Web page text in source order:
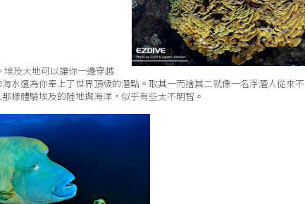
埃及大地可以讓你一邊穿越
水還為你奉上了世界頂級的潛點。取其一而捨其二就像一名浮潛人從來
樣體驗埃及的陸地與海洋，似乎有些太不明智。